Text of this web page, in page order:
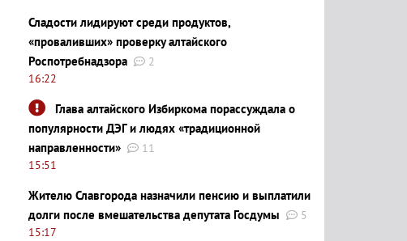
Сладости лидируют среди продуктов,
«проваливших» проверку алтайского
Роспотребнадзора
2
16:22
Глава алтайского Избиркома порассуждала о
популярности ДЭГ и людях «традиционной
направленности»
11
15:51
Жителю Славгорода назначили пенсию и выплатили
долги после вмешательства депутата Госдумы
5
15:17